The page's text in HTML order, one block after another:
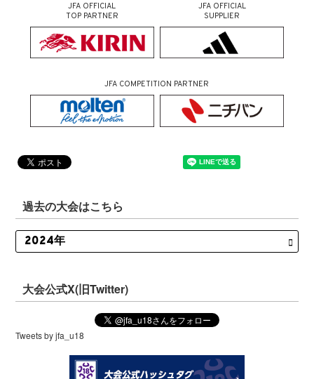
JFA OFFICIAL
TOP PARTNER
JFA OFFICIAL
SUPPLIER
JFA COMPETITION PARTNER
過去の大会はこちら
大会公式X(旧Twitter)
Tweets by jfa_u18